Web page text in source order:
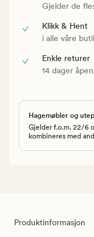
Gjelder de
Klikk & Hent
i alle våre
Enkle returer
14 dager
Hagemøbler og
Gjelder f.o.m. 22/6
kombineres med
Produktinformasjon